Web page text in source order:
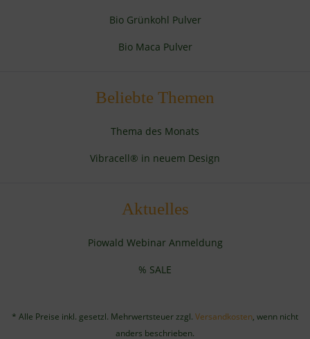
Bio Grünkohl Pulver
Bio Maca Pulver
Beliebte Themen
Thema des Monats
Vibracell® in neuem Design
Aktuelles
Piowald Webinar Anmeldung
% SALE
* Alle Preise inkl. gesetzl. Mehrwertsteuer zzgl. Versandkosten, wenn nicht
anders beschrieben.